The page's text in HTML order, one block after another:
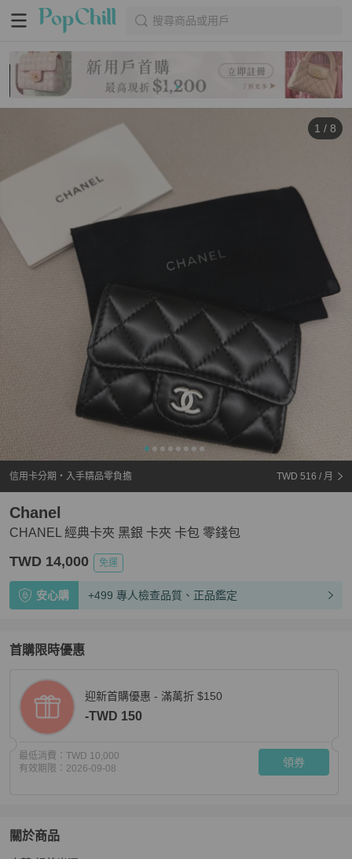
搜尋商品或用戶
1 / 8
信用卡分期・入手精品零負擔 TWD 516 / 月
CHANEL 經典卡夾 黑銀 卡夾 卡包 零錢包
Chanel
TWD 14,000 免運
安心購 +499 專人檢查品質、正品鑑定
首購限時優惠
迎新首購優惠 - 滿萬折 $150
-TWD 150
最低消費： TWD 10,000
有效期限： 2026-09-08 領券
關於商品